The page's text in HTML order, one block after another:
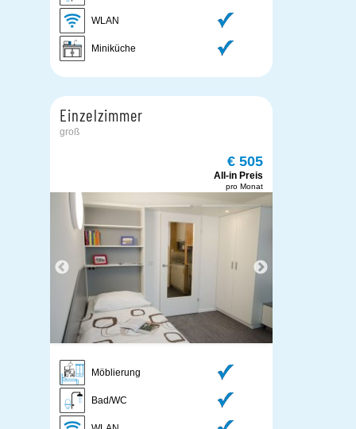
WLAN
Miniküche
Einzelzimmer
groß
€ 505
All-in Preis
pro Monat
Möblierung
Bad/WC